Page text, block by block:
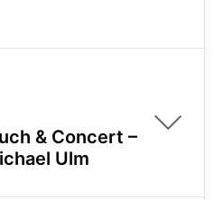
& Concert –
Ulm